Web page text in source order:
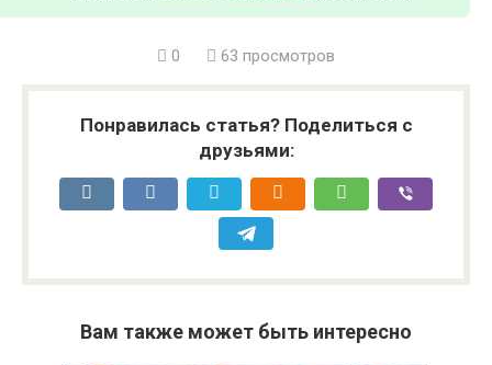
0 63 просмотров
Понравилась статья? Поделиться с
друзьями:
Вам также может быть интересно